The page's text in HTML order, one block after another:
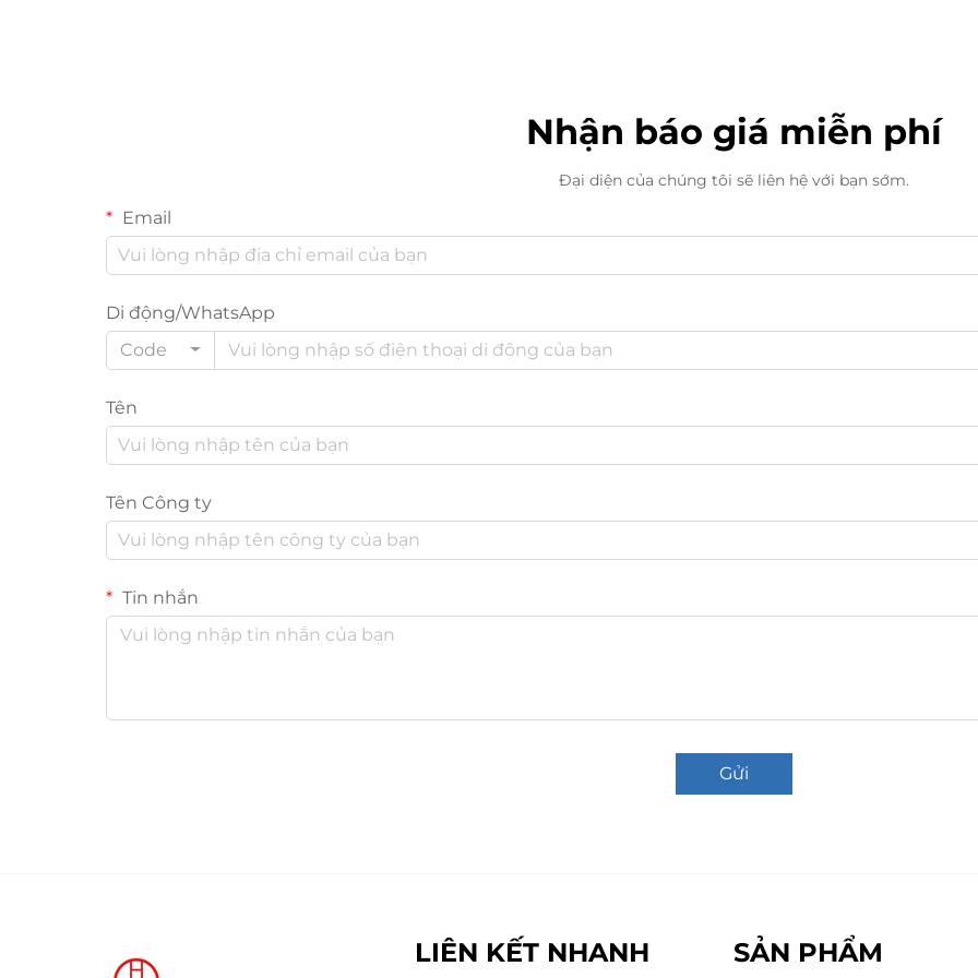
Nhận báo giá miễn phí
Đại diện của chúng tôi sẽ liên hệ với bạn sớm.
Email
Di động/WhatsApp
Code
Tên
Tên Công ty
Tin nhắn
Gửi
LIÊN KẾT NHANH SẢN PHẨM